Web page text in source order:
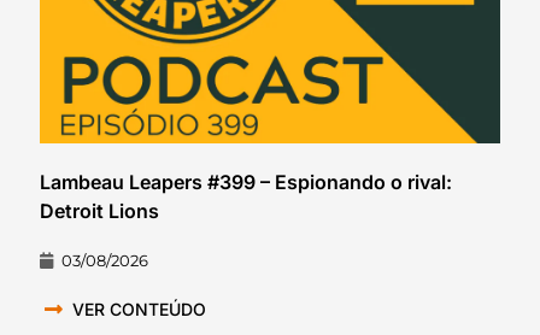
Lambeau Leapers #399 – Espionando o rival:
Detroit Lions
03/08/2026
VER CONTEÚDO